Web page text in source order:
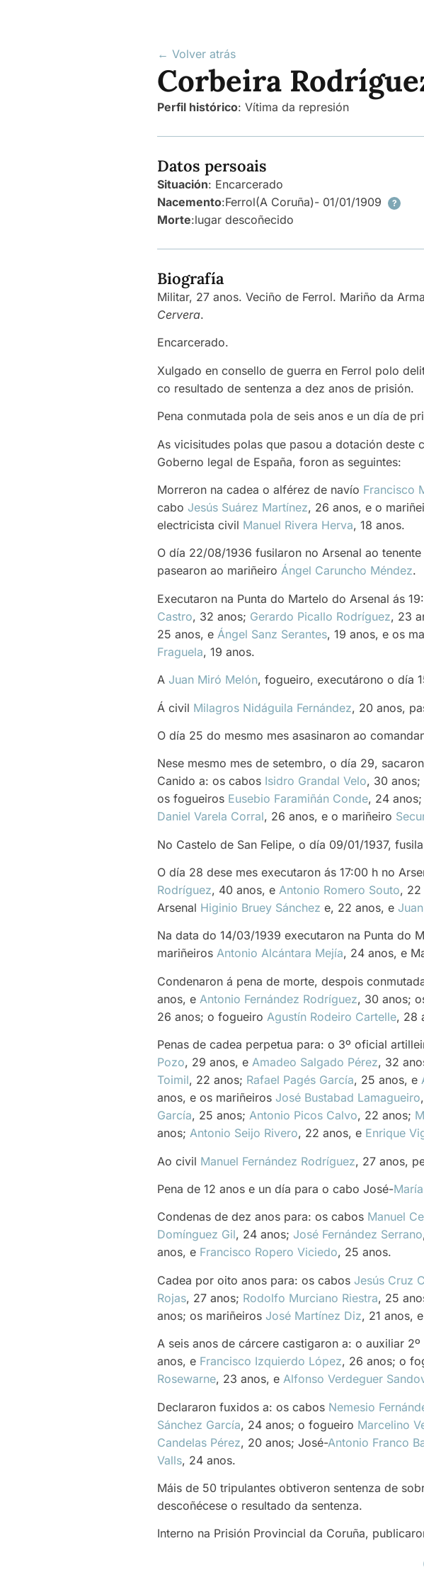
← Volver atrás
Corbeira
Perfil histórico: Vítima da represión
Datos persoais
Situación: Encarcerado
Nacemento:Ferrol(A Coruña)- 01/01/1909 ?
Morte:lugar descoñecido
Biografía
Militar, 27 anos. Veciño de Ferrol. Mariño da
Cervera.
Encarcerado.
Xulgado en consello de guerra en Ferrol polo
co resultado de sentenza a dez anos de prisión.
Pena conmutada pola de seis anos e un día de
As vicisitudes polas que pasou a dotación deste
Goberno legal de España, foron as seguintes:
Morreron na cadea o alférez de navío Francisco
cabo Jesús Suárez Martínez, 26 anos, e o
electricista civil Manuel Rivera Herva, 18 anos.
O día 22/08/1936 fusilaron no Arsenal ao
pasearon ao mariñeiro Ángel Caruncho Méndez.
Executaron na Punta do Martelo do Arsenal ás
Castro, 32 anos; Gerardo Picallo Rodríguez, 23
25 anos, e Ángel Sanz Serantes, 19 anos, e os
Fraguela, 19 anos.
A Juan Miró Melón, fogueiro, executárono o día
Á civil Milagros Nidáguila Fernández, 20 anos,
O día 25 do mesmo mes asasinaron ao
Nese mesmo mes de setembro, o día 29,
Canido a: os cabos Isidro Grandal Velo, 30 anos;
os fogueiros Eusebio Faramiñán Conde, 24 anos;
Daniel Varela Corral, 26 anos, e o mariñeiro
No Castelo de San Felipe, o día 09/01/1937,
O día 28 dese mes executaron ás 17:00 h no
Rodríguez, 40 anos, e Antonio Romero Souto, 22
Arsenal Higinio Bruey Sánchez e, 22 anos, e
Na data do 14/03/1939 executaron na Punta do
mariñeiros Antonio Alcántara Mejía, 24 anos, e
Condenaron á pena de morte, despois
anos, e Antonio Fernández Rodríguez, 30 anos;
26 anos; o fogueiro Agustín Rodeiro Cartelle, 28
Penas de cadea perpetua para: o 3º oficial
Pozo, 29 anos, e Amadeo Salgado Pérez, 32
Toimil, 22 anos; Rafael Pagés García, 25 anos, e
anos, e os mariñeiros José Bustabad Lamagueiro
García, 25 anos; Antonio Picos Calvo, 22 anos;
anos; Antonio Seijo Rivero, 22 anos, e Enrique
Ao civil Manuel Fernández Rodríguez, 27 anos,
Pena de 12 anos e un día para o cabo José-
Condenas de dez anos para: os cabos Manuel
Domínguez Gil, 24 anos; José Fernández Serrano
anos, e Francisco Ropero Viciedo, 25 anos.
Cadea por oito anos para: os cabos Jesús Cruz
Rojas, 27 anos; Rodolfo Murciano Riestra, 25
anos; os mariñeiros José Martínez Diz, 21 anos, e
A seis anos de cárcere castigaron a: o auxiliar 2º
anos, e Francisco Izquierdo López, 26 anos; o
Rosewarne, 23 anos, e Alfonso Verdeguer
Declararon fuxidos a: os cabos Nemesio
Sánchez García, 24 anos; o fogueiro Marcelino
Candelas Pérez, 20 anos; José-Antonio Franco
Valls, 24 anos.
Máis de 50 tripulantes obtiveron sentenza de
descoñécese o resultado da sentenza.
Interno na Prisión Provincial da Coruña,